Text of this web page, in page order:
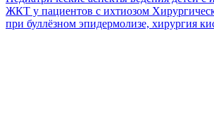
ЖКТ у пациентов с ихтиозом
при буллёзном эпидермолизе, хирургия